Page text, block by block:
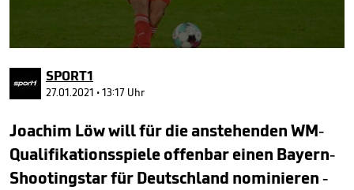
seconds
of
42
seconds
SPORT1
27.01.2021 • 13:17 Uhr
Joachim Löw will für die anstehenden WM-
Qualifikationsspiele offenbar einen Bayern-
Shootingstar für Deutschland nominieren -